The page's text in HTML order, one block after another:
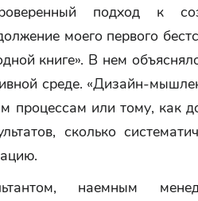
подход к
моего первого
книге». В нем
среде. «Дизайн-
процессам или тому, как
сколько
наемным